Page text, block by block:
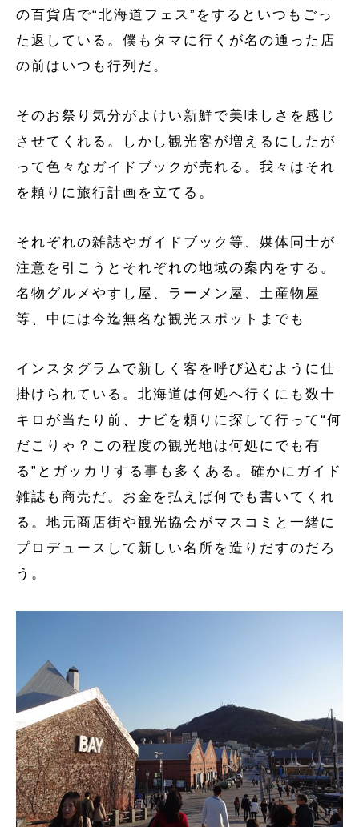
の百貨店で“北海道フェス”をするといつもごっ
た返している。僕もタマに行くが名の通った店
の前はいつも行列だ。
そのお祭り気分がよけい新鮮で美味しさを感じ
させてくれる。しかし観光客が増えるにしたが
って色々なガイドブックが売れる。我々はそれ
を頼りに旅行計画を立てる。
それぞれの雑誌やガイドブック等、媒体同士が
注意を引こうとそれぞれの地域の案内をする。
名物グルメやすし屋、ラーメン屋、土産物屋
等、中には今迄無名な観光スポットまでも
インスタグラムで新しく客を呼び込むように仕
掛けられている。北海道は何処へ行くにも数十
キロが当たり前、ナビを頼りに探して行って“何
だこりゃ？この程度の観光地は何処にでも有
る”とガッカリする事も多くある。確かにガイド
雑誌も商売だ。お金を払えば何でも書いてくれ
る。地元商店街や観光協会がマスコミと一緒に
プロデュースして新しい名所を造りだすのだろ
う。